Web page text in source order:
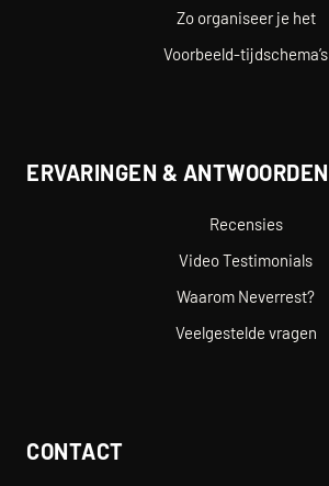
Zo organiseer je het
Voorbeeld-tijdschema’s
ERVARINGEN & ANTWOORDEN
Recensies
Video Testimonials
Waarom Neverrest?
Veelgestelde vragen
CONTACT